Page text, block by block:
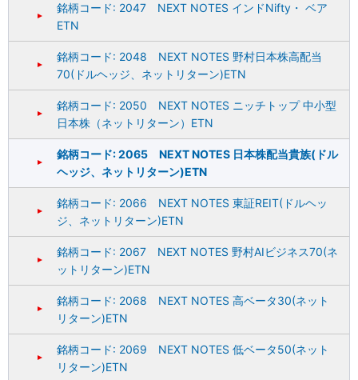
銘柄コード: 2047 NEXT NOTES インドNifty・ ベア
ETN
銘柄コード: 2048 NEXT NOTES 野村日本株高配当
70(ドルヘッジ、ネットリターン)ETN
銘柄コード: 2050 NEXT NOTES ニッチトップ 中小型
日本株（ネットリターン）ETN
銘柄コード: 2065 NEXT NOTES 日本株配当貴族(ドル
ヘッジ、ネットリターン)ETN
銘柄コード: 2066 NEXT NOTES 東証REIT(ドルヘッ
ジ、ネットリターン)ETN
銘柄コード: 2067 NEXT NOTES 野村AIビジネス70(ネ
ットリターン)ETN
銘柄コード: 2068 NEXT NOTES 高ベータ30(ネット
リターン)ETN
銘柄コード: 2069 NEXT NOTES 低ベータ50(ネット
リターン)ETN